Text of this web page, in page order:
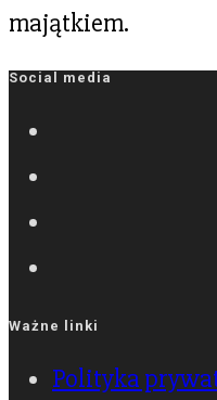
majątkiem.
Social media
Ważne linki
Polityka